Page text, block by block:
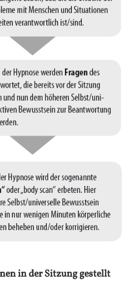
in der Sitzung gestellt